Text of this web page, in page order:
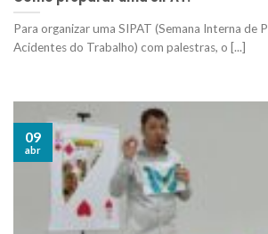
Para organizar uma SIPAT (Semana Interna de
Acidentes do Trabalho) com palestras, o [...]
09
abr